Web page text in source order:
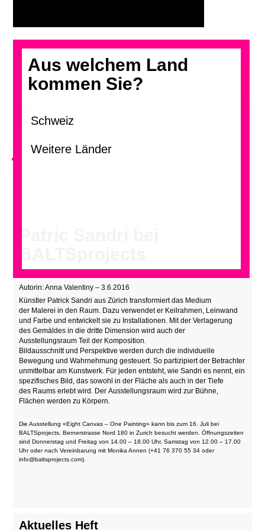
Aus welchem Land
kommen Sie?
Patric Sandri, ohne Titel
<
Autorin: Anna Valentiny – 3.6.2016
Künstler Patrick Sandri aus Zürich transformiert das Medium
der Malerei in den Raum. Dazu verwendet er Keilrahmen, Leinwand
und Farbe und entwickelt sie zu Installationen. Mit der Verlagerung
des Gemäldes in die dritte Dimension wird auch der
Ausstellungsraum Teil der Komposition.
Bildausschnitt und Perspektive werden durch die individuelle
Bewegung und Wahrnehmung gesteuert. So partizipiert der Betrachter
unmittelbar am Kunstwerk. Für jeden entsteht, wie Sandri es nennt, ein
spezifisches Bild, das sowohl in der Fläche als auch in der Tiefe
des Raums erlebt wird. Der Ausstellungsraum wird zur Bühne,
Flächen werden zu Körpern.
Die Ausstellung «Eight Canvas – One Painting» kann bis zum 16. Juli bei
BALTSprojects, Bernerstrasse Nord 180 in Zurich besucht werden. Öffnungszeiten
sind Donnerstag und Freitag von 14.00 – 18.00 Uhr, Samstag von 12.00 – 17.00
Uhr oder nach Vereinbarung mit Monika Annen (+41 76 370 55 34 oder
info@baltsprojects.com).
Aktuelles Heft